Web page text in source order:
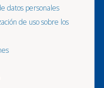
datos personales
de uso sobre los